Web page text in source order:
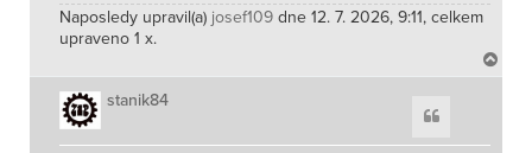
Naposledy upravil(a) josef109 dne 12. 7. 2026, 9:11, celkem
upraveno 1 x.
a
stanik84